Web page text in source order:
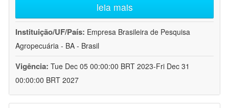
leia mais
Instituição/UF/País: Empresa Brasileira de Pesquisa
Agropecuária - BA - Brasil
Vigência: Tue Dec 05 00:00:00 BRT 2023-Fri Dec 31
00:00:00 BRT 2027